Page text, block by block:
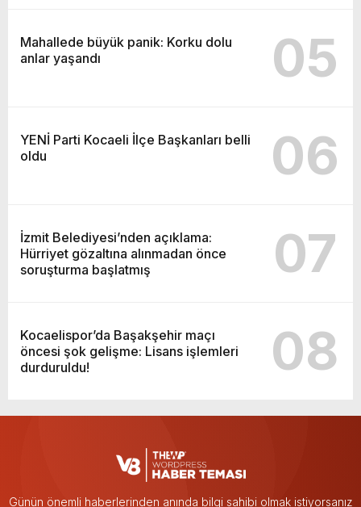
Mahallede büyük panik: Korku dolu
anlar yaşandı
05
YENİ Parti Kocaeli İlçe Başkanları belli
oldu
06
İzmit Belediyesi’nden açıklama:
Hürriyet gözaltına alınmadan önce
soruşturma başlatmış
07
Kocaelispor’da Başakşehir maçı
öncesi şok gelişme: Lisans işlemleri
durduruldu!
08
Günün önemli haberlerinden anında bilgi sahibi olmak istiyorsanız